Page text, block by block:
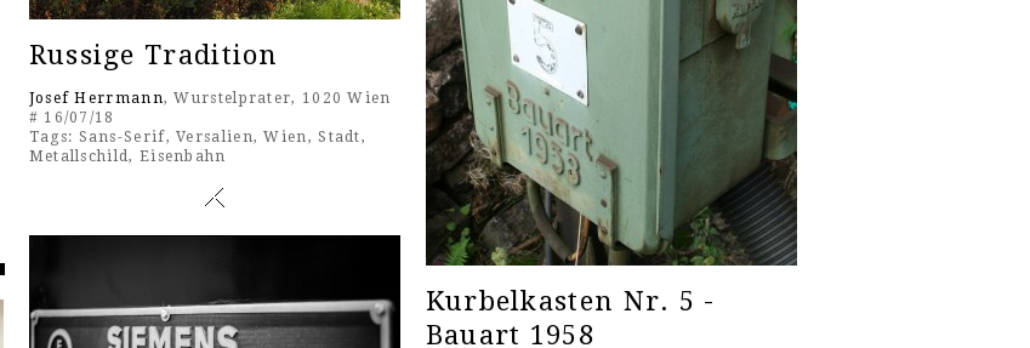
Russige Tradition
Josef Herrmann, Wurstelprater, 1020 Wien
# 16/07/18
Tags: Sans-Serif,Versalien,Wien,Stadt,
Metallschild, Eisenbahn
Kurbelkasten Nr. 5 -
Bauart 1958